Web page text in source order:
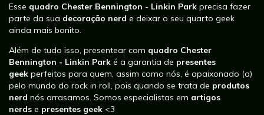
Esse quadro Chester Bennington - Linkin Park precisa fazer
parte da sua decoração nerd e deixar o seu quarto geek
ainda mais bonito.
Além de tudo isso, presentear com quadro Chester
Bennington - Linkin Park é a garantia de presentes
geek perfeitos para quem, assim como nós, é apaixonado (a)
pelo mundo do rock in roll, pois quando se trata de produtos
nerd nós arrasamos. Somos especialistas em artigos
nerds e presentes geek <3